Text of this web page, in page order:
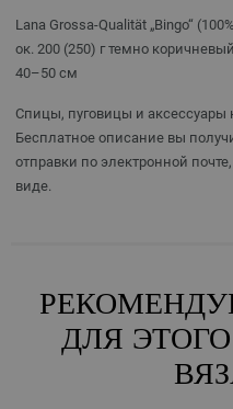
Lana Grossa-Qualität „Bingo“
ок. 200 (250) г темно
40–50 см
Спицы, пуговицы и аксессуары
Бесплатное описание вы
отправки по электронной
виде.
ДЛЯ